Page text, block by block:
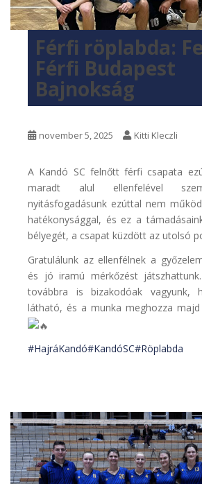
Férfi röplabda:
Férfi Budapest
Bajnokság
november 5, 2025 Kitti Kleczli
A Kandó SC felnőtt férfi csapata
maradt alul ellenfelével
nyitásfogadásunk ezúttal nem
hatékonysággal, és ez a
bélyegét, a csapat küzdött az utolsó
Gratulálunk az ellenfélnek a
és jó iramú mérkőzést
továbbra is bizakodóak vagyunk,
látható, és a munka meghozza majd
#HajráKandó#KandóSC#Röplabda